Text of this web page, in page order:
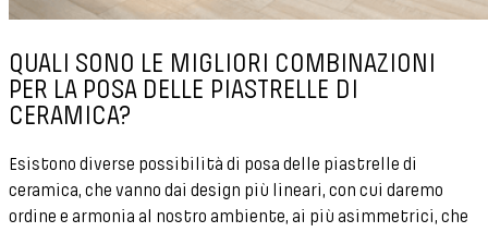
QUALI SONO LE MIGLIORI COMBINAZIONI
PER LA POSA DELLE PIASTRELLE DI
CERAMICA?
Esistono diverse possibilità di posa delle piastrelle di
ceramica, che vanno dai design più lineari, con cui daremo
ordine e armonia al nostro ambiente, ai più asimmetrici, che